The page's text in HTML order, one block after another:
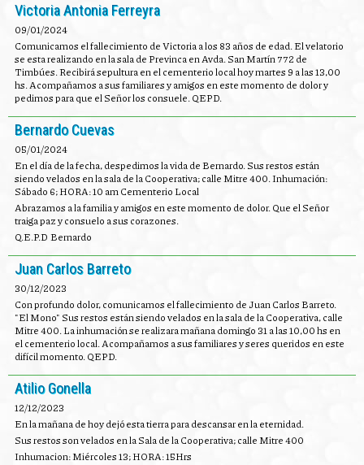
Victoria Antonia Ferreyra
09/01/2024
Comunicamos el fallecimiento de Victoria a los 83 años de edad. El velatorio
se esta realizando en la sala de Previnca en Avda. San Martín 772 de
Timbúes. Recibirá sepultura en el cementerio local hoy martes 9 a las 13,00
hs. Acompañamos a sus familiares y amigos en este momento de dolor y
pedimos para que el Señor los consuele. QEPD.
Bernardo Cuevas
05/01/2024
En el día de la fecha, despedimos la vida de Bernardo. Sus restos están
siendo velados en la sala de la Cooperativa; calle Mitre 400. Inhumación:
Sábado 6; HORA: 10 am Cementerio Local
Abrazamos a la familia y amigos en este momento de dolor. Que el Señor
traiga paz y consuelo a sus corazones.
Q.E.P.D Bernardo
Juan Carlos Barreto
30/12/2023
Con profundo dolor, comunicamos el fallecimiento de Juan Carlos Barreto.
"El Mono" Sus restos están siendo velados en la sala de la Cooperativa, calle
Mitre 400. La inhumación se realizara mañana domingo 31 a las 10,00 hs en
el cementerio local. Acompañamos a sus familiares y seres queridos en este
difícil momento. QEPD.
Atilio Gonella
12/12/2023
En la mañana de hoy dejó esta tierra para descansar en la eternidad.
Sus restos son velados en la Sala de la Cooperativa; calle Mitre 400
Inhumacion: Miércoles 13; HORA: 15Hrs